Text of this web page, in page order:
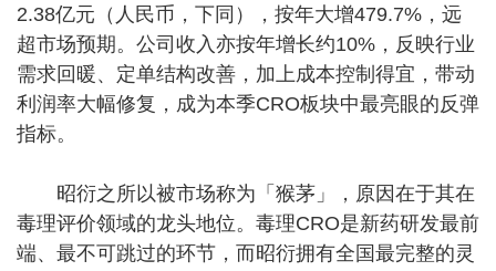
2.38亿元（人民币，下同），按年大增479.7%，远
超市场预期。公司收入亦按年增长约10%，反映行业
需求回暖、定单结构改善，加上成本控制得宜，带动
利润率大幅修复，成为本季CRO板块中最亮眼的反弹
指标。
昭衍之所以被市场称为「猴茅」，原因在于其在
毒理评价领域的龙头地位。毒理CRO是新药研发最前
端、最不可跳过的环节，而昭衍拥有全国最完整的灵